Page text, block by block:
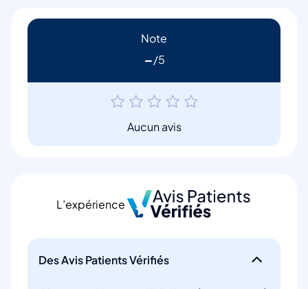
Note
-
Aucun avis
L’expérience
Des Avis Patients Vérifiés